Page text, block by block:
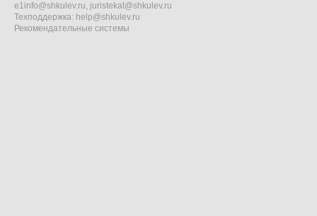
e1info@shkulev.ru, juristekat@shkulev.ru
Техподдержка: help@shkulev.ru
Рекомендательные системы